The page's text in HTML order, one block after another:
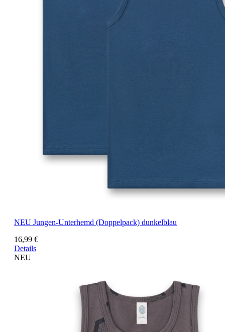
NEU Jungen-Unterhemd (Doppelpack) dunkelblau
16,99 €
Details
NEU